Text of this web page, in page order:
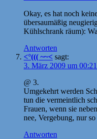
Okay, es hat noch
übersaumäßig
Kühlschrank räum):
Antworten
<°((( ~~< sagt:
3. März 2009 um
@ 3.
Umgekehrt werden
tun die vermeintlich
Frauen, wenn sie
nee, Vergebung, nur
Antworten